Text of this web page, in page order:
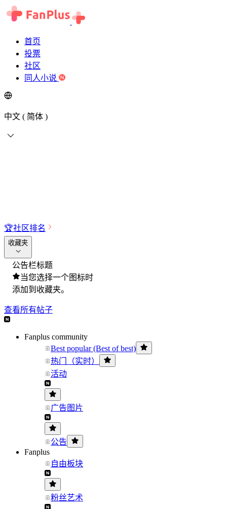
首页
投票
社区
同人小说
中文 ( 简体 )
🏆社区排名
收藏夹
公告栏标题
当您选择一个图标时
添加到收藏夹。
查看所有帖子
Fanplus community
Best popular (Best of best)
热门（实时）
活动
广告图片
公告
Fanplus
自由板块
粉丝艺术